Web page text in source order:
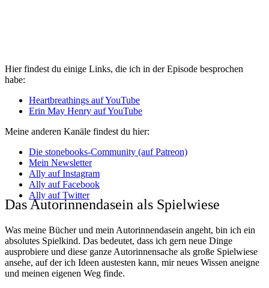
Hier findest du einige Links, die ich in der Episode besprochen
habe:
Heartbreathings auf YouTube
Erin May Henry auf YouTube
Meine anderen Kanäle findest du hier:
Die stonebooks-Community (auf Patreon)
Mein Newsletter
Ally auf Instagram
Ally auf Facebook
Ally auf Twitter
Das Autorinnendasein als Spielwiese
Was meine Bücher und mein Autorinnendasein angeht, bin ich ein
absolutes Spielkind. Das bedeutet, dass ich gern neue Dinge
ausprobiere und diese ganze Autorinnensache als große Spielwiese
ansehe, auf der ich Ideen austesten kann, mir neues Wissen aneigne
und meinen eigenen Weg finde.